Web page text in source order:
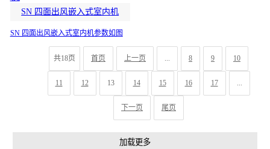
SN 四面出风嵌入式室内机
SN 四面出风嵌入式室内机参数如图
共18页 首页 上一页 ... 8 9 10
11 12 13 14 15 16 17 ...
下一页 尾页